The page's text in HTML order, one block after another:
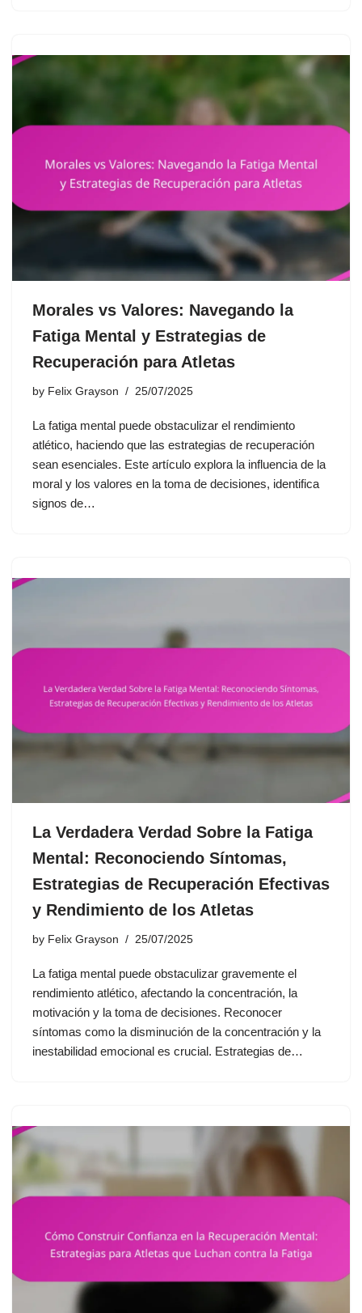
Morales vs Valores: Navegando la
Fatiga Mental y Estrategias de
Recuperación para Atletas
by Felix Grayson 25/07/2025
La fatiga mental puede obstaculizar el rendimiento
atlético, haciendo que las estrategias de recuperación
sean esenciales. Este artículo explora la influencia de la
moral y los valores en la toma de decisiones, identifica
signos de…
La Verdadera Verdad Sobre la Fatiga
Mental: Reconociendo Síntomas,
Estrategias de Recuperación Efectivas
y Rendimiento de los Atletas
by Felix Grayson 25/07/2025
La fatiga mental puede obstaculizar gravemente el
rendimiento atlético, afectando la concentración, la
motivación y la toma de decisiones. Reconocer
síntomas como la disminución de la concentración y la
inestabilidad emocional es crucial. Estrategias de…